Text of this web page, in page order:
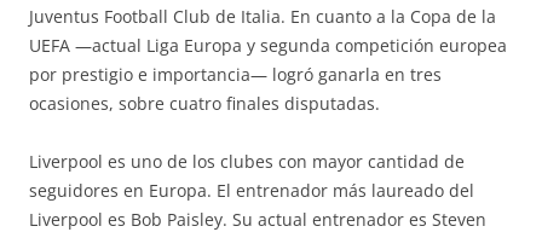
Juventus Football Club de Italia. En cuanto a la Copa de la
UEFA —actual Liga Europa y segunda competición europea
por prestigio e importancia— logró ganarla en tres
ocasiones, sobre cuatro finales disputadas.
Liverpool es uno de los clubes con mayor cantidad de
seguidores en Europa. El entrenador más laureado del
Liverpool es Bob Paisley. Su actual entrenador es Steven